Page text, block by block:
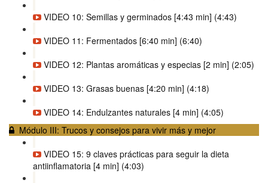
VIDEO 10: Semillas y germinados [4:43 min] (4:43)
VIDEO 11: Fermentados [6:40 min] (6:40)
VIDEO 12: Plantas aromáticas y especias [2 min] (2:05)
VIDEO 13: Grasas buenas [4:20 min] (4:18)
VIDEO 14: Endulzantes naturales [4 min] (4:05)
Módulo III: Trucos y consejos para vivir más y mejor
VIDEO 15: 9 claves prácticas para seguir la dieta
antiinflamatoria [4 min] (4:03)